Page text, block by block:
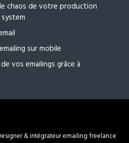
chaos de votre production
sur mobile
vos emailings grâce à
& intégrateur emailing freelance